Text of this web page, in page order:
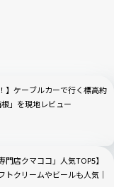
】ケーブルカーで行く標高約
」を現地レビュー
門店クマココ」人気TOP5】
クリームやビールも人気｜